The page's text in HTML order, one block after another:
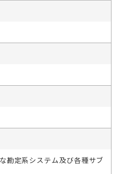
勘定系システム及び各種サブ